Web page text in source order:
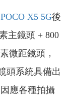
POCO X5 5G後
主鏡頭 + 800
微距鏡頭，
頭系統具備出
應各種拍攝